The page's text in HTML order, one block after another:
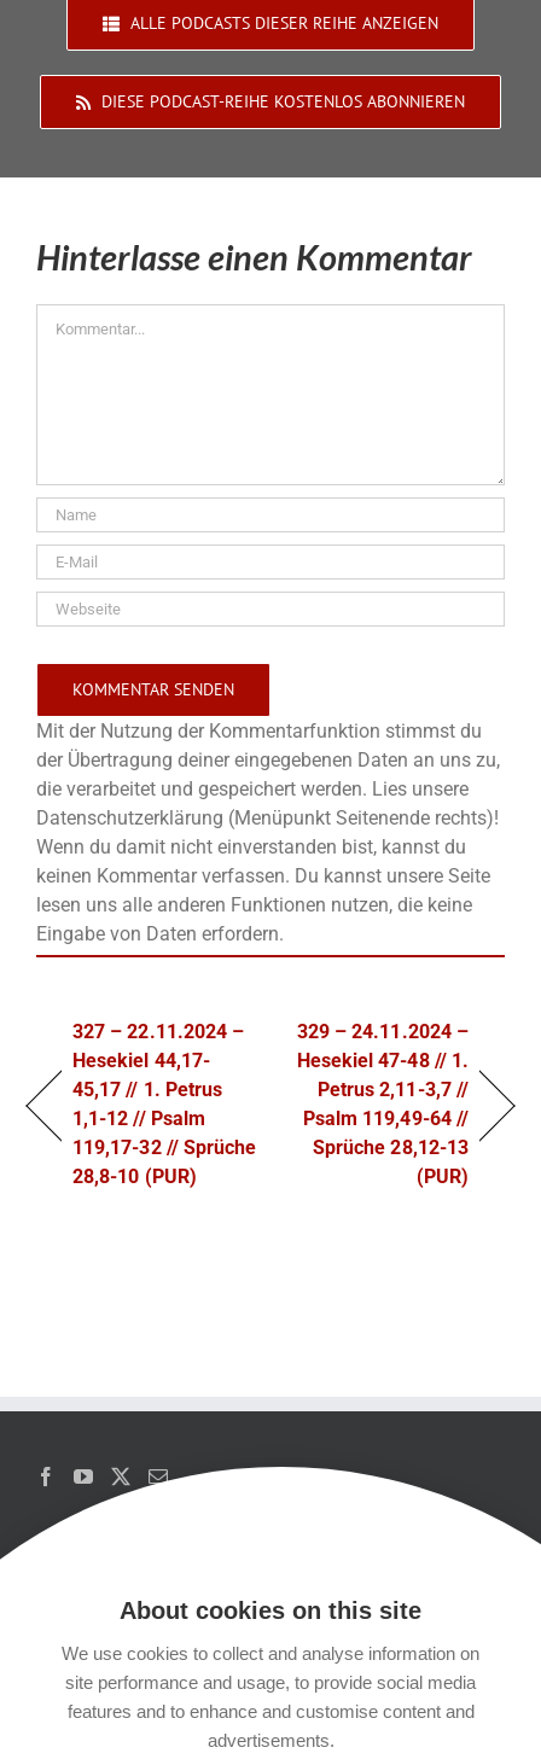
ALLE PODCASTS DIESER REIHE ANZEIGEN
DIESE PODCAST-REIHE KOSTENLOS ABONNIEREN
Hinterlasse einen Kommentar
Mit der Nutzung der Kommentarfunktion stimmst du
der Übertragung deiner eingegebenen Daten an uns zu,
die verarbeitet und gespeichert werden. Lies unsere
Datenschutzerklärung (Menüpunkt Seitenende rechts)!
Wenn du damit nicht einverstanden bist, kannst du
keinen Kommentar verfassen. Du kannst unsere Seite
lesen uns alle anderen Funktionen nutzen, die keine
Eingabe von Daten erfordern.
327 – 22.11.2024 –
Hesekiel 44,17-
45,17 // 1. Petrus
1,1-12 // Psalm
119,17-32 // Sprüche
28,8-10 (PUR)
329 – 24.11.2024 –
Hesekiel 47-48 // 1.
Petrus 2,11-3,7 //
Psalm 119,49-64 //
Sprüche 28,12-13
(PUR)
Copyrights
Datenschutzerklärung
About cookies on this site
We use cookies to collect and analyse information on
site performance and usage, to provide social media
features and to enhance and customise content and
advertisements.